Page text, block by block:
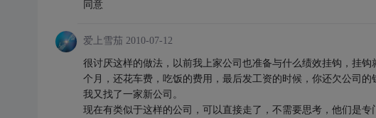
同意
爱上雪茄 2010-07-12
很讨厌这样的做法，以前我上家公司也准备与什么绩效挂钩，挂
个月，还花车费，吃饭的费用，最后发工资的时候，你还欠公司
我又找了一家新公司。
现在有类似于这样的公司，可以直接走了，不需要思考，他们是